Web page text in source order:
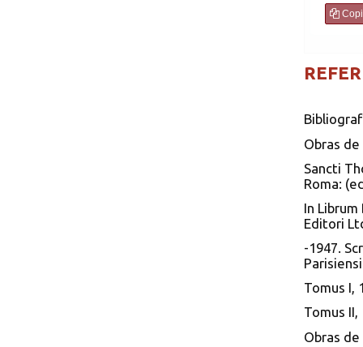
Obras
Sancti
Roma:
In
Editori
-1947.
Tomus I,
Tomus II,
Obras